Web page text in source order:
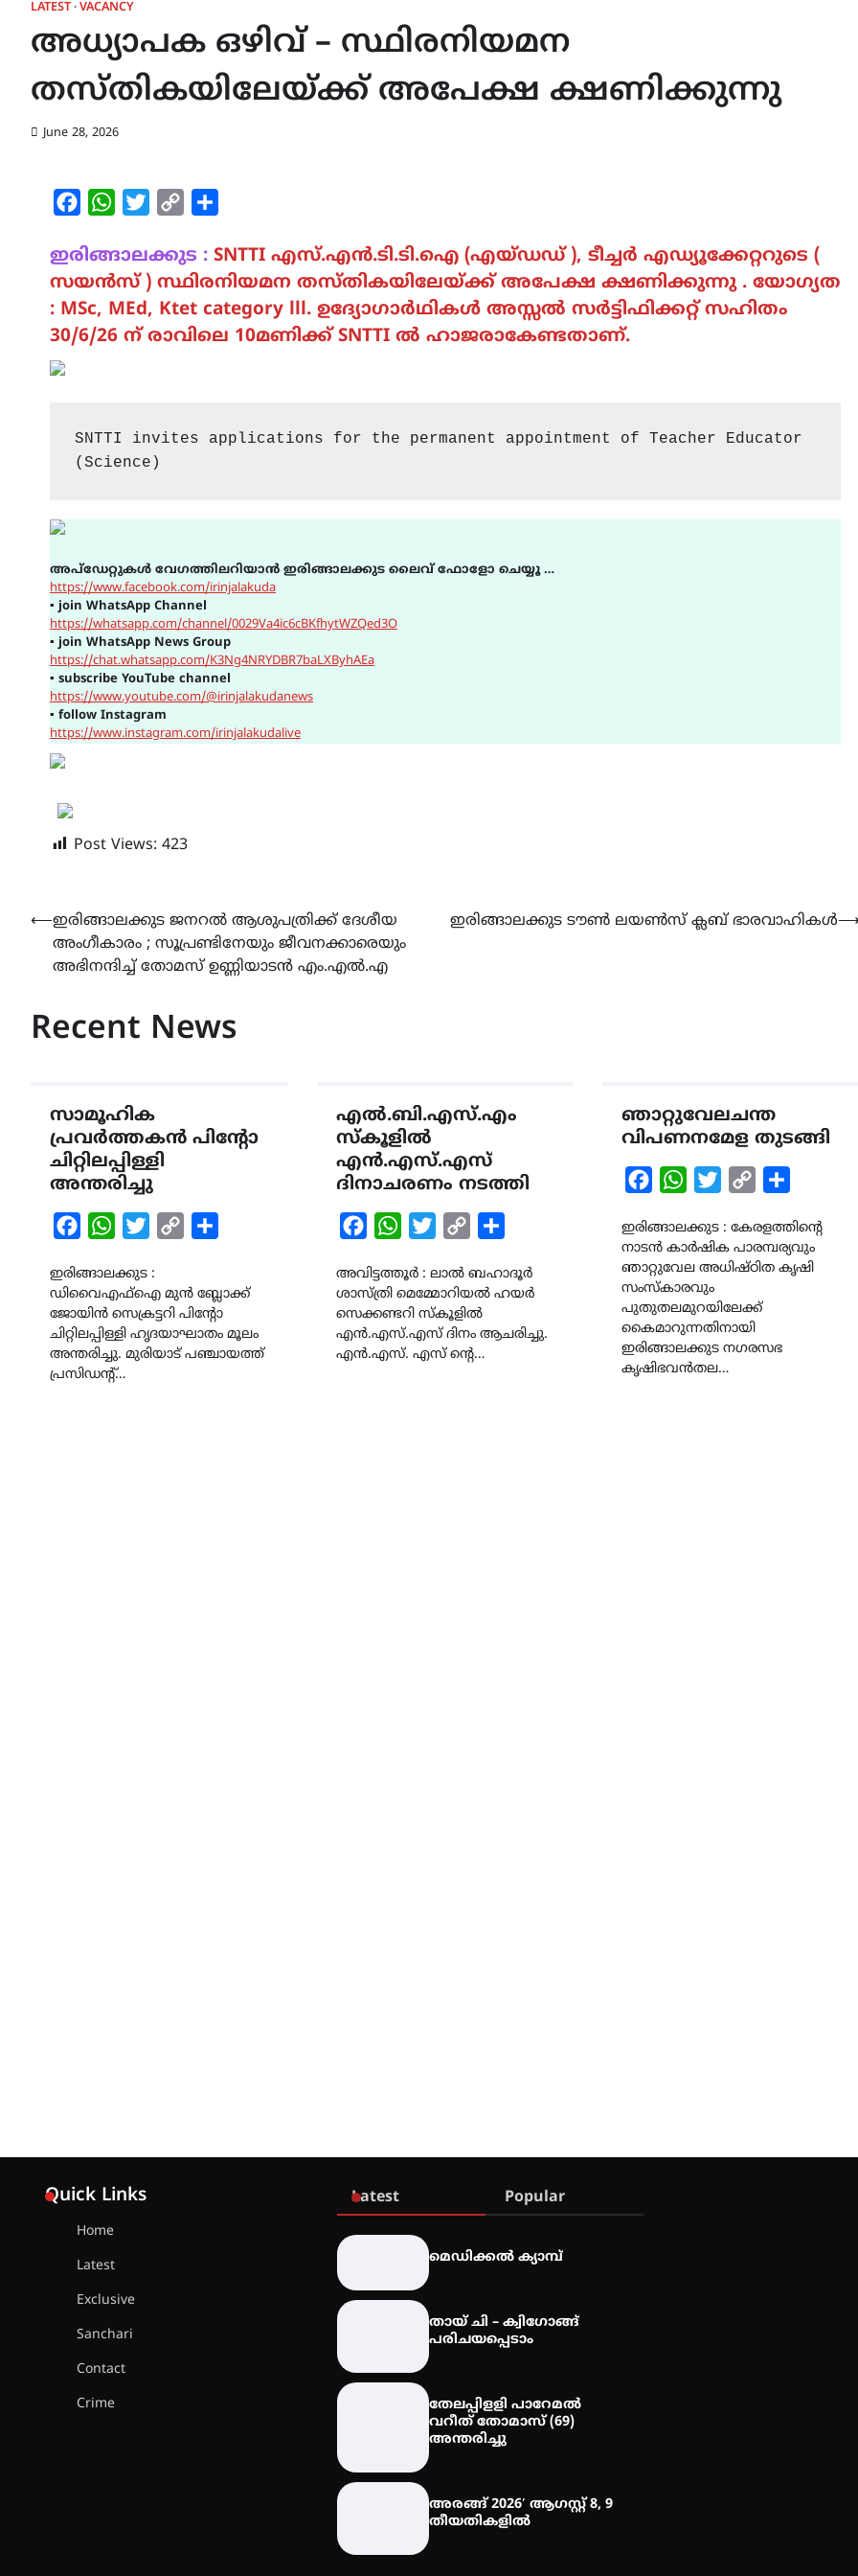
LATEST VACANCY
അധ്യാപക ഒഴിവ് – സ്ഥിരനിയമന
തസ്തികയിലേയ്ക്ക് അപേക്ഷ ക്ഷണിക്കുന്നു
June 28, 2026
FacebookWhatsAppTwitterCopy
ഇരിങ്ങാലക്കുട : SNTTI എസ്.എൻ.ടി.ടി.ഐ (എയ്ഡഡ് ), ടീച്ചർ എഡ്യൂക്കേറ്ററുടെ (
സയൻസ് ) സ്ഥിരനിയമന തസ്തികയിലേയ്ക്ക് അപേക്ഷ ക്ഷണിക്കുന്നു . യോഗ്യത
: MSc, MEd, Ktet category lll. ഉദ്യോഗാർഥികൾ അസ്സൽ സർട്ടിഫിക്കറ്റ് സഹിതം
30/6/26 ന് രാവിലെ 10മണിക്ക് SNTTI ൽ ഹാജരാകേണ്ടതാണ്.
SNTTI invites applications for the permanent appointment of Teacher Educator
(Science)
അപ്ഡേറ്റുകൾ വേഗത്തിലറിയാൻ ഇരിങ്ങാലക്കുട ലൈവ് ഫോളോ ചെയ്യൂ …
https://www.facebook.com/irinjalakuda
▪ join WhatsApp Channel
https://whatsapp.com/channel/0029Va4ic6cBKfhytWZQed3O
▪ join WhatsApp News Group
https://chat.whatsapp.com/K3Ng4NRYDBR7baLXByhAEa
▪ subscribe YouTube channel
https://www.youtube.com/@irinjalakudanews
▪ follow Instagram
https://www.instagram.com/irinjalakudalive
Post Views: 423
Post
navigation
⟵ഇരിങ്ങാലക്കുട ജനറൽ ആശുപത്രിക്ക് ദേശീയ
അംഗീകാരം ; സൂപ്രണ്ടിനേയും ജീവനക്കാരെയും
അഭിനന്ദിച്ച് തോമസ് ഉണ്ണിയാടൻ എം.എൽ.എ
ഇരിങ്ങാലക്കുട ടൗൺ ലയൺസ് ക്ലബ് ഭാരവാഹികൾ
Recent News
സാമൂഹിക
പ്രവർത്തകൻ പിന്റോ
ചിറ്റിലപ്പിള്ളി
അന്തരിച്ചു
FacebookWhatsAppTwitterCopy
ഇരിങ്ങാലക്കുട :
ഡിവൈഎഫ്ഐ മുൻ ബ്ലോക്ക്
ജോയിൻ സെക്രട്ടറി പിന്റോ
ചിറ്റിലപ്പിള്ളി ഹൃദയാഘാതം മൂലം
അന്തരിച്ചു. മുരിയാട് പഞ്ചായത്ത്‌
പ്രസിഡന്റ്‌…
എൽ.ബി.എസ്.എം
സ്കൂളിൽ
എൻ.എസ്.എസ്
ദിനാചരണം നടത്തി
FacebookWhatsAppTwitterCopy
അവിട്ടത്തൂർ : ലാൽ ബഹാദൂർ
ശാസ്ത്രി മെമ്മോറിയൽ ഹയർ
സെക്കണ്ടറി സ്കൂളിൽ
എൻ.എസ്.എസ് ദിനം ആചരിച്ചു.
എൻ.എസ്. എസ് ൻ്റെ…
ഞാറ്റുവേലചന്ത
വിപണനമേള തുടങ്ങി
FacebookWhatsAppTwitterCopy
ഇരിങ്ങാലക്കുട : കേരളത്തിന്റെ
നാടൻ കാർഷിക പാരമ്പര്യവും
ഞാറ്റുവേല അധിഷ്ഠിത കൃഷി
സംസ്കാരവും
പുതുതലമുറയിലേക്ക്
കൈമാറുന്നതിനായി
ഇരിങ്ങാലക്കുട നഗരസഭ
കൃഷിഭവൻതല…
Quick Links
Home
Latest
Exclusive
Sanchari
Contact
Crime
Latest Popular
മെഡിക്കൽ ക്യാമ്പ്
തായ് ചി – ക്വിഗോങ്ങ്
പരിചയപ്പെടാം
തേലപ്പിളളി പാറേമൽ
വറീത് തോമാസ് (69)
അന്തരിച്ചു
അരങ്ങ് 2026′ ആഗസ്റ്റ് 8, 9
തീയതികളിൽ